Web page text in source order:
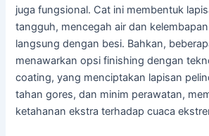
juga fungsional. Cat ini membentuk
tangguh, mencegah air dan
langsung dengan besi. Bahkan,
menawarkan opsi finishing dengan
coating, yang menciptakan lapisan
tahan gores, dan minim perawatan,
ketahanan ekstra terhadap cuaca